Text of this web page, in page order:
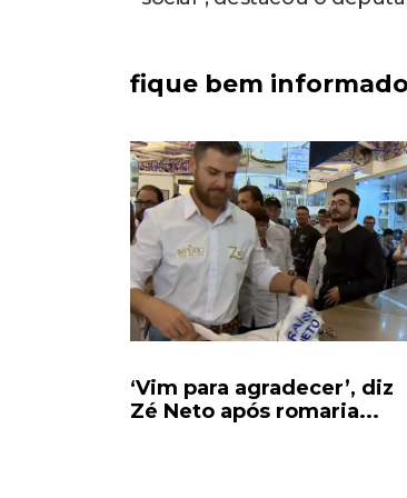
fique bem informado
‘Vim para agradecer’, diz
Zé Neto após romaria...